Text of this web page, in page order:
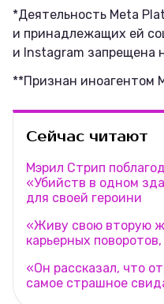
*Деятельность Meta
и принадлежащих ей
и Instagram запрещена
**Признан иноагентом
Сейчас читают
Мэрил Стрип
«Убийств в одном
для своей героини
«Живу свою вторую
карьерных
«‎Он рассказал, что
самое страшное